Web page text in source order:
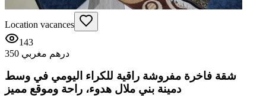
Location vacances
143
350 درهم مغربي
شقة فاخرة مفروشة راقية للكراء اليومي في وسط
دمينة بني ملال هدوء، راحة وموقع مميز